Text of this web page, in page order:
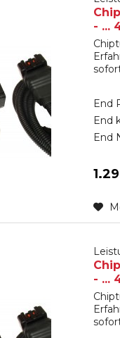
- ...
End
End
End
- ...